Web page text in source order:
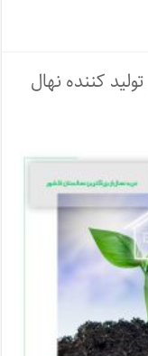
کننده نهال